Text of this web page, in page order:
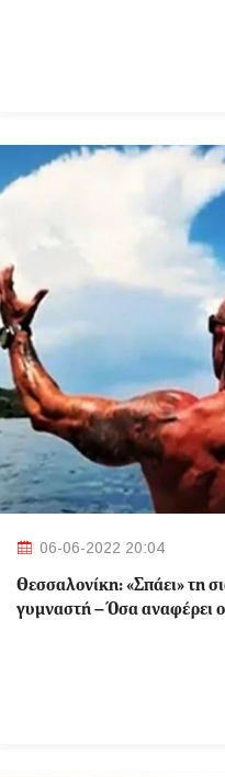
06-06-2022 20:04
Θεσσαλονίκη: «Σπάει» τη
γυμναστή – Όσα αναφέρει ο